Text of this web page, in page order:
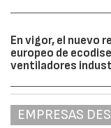
En vigor, el nuevo
europeo de
ventiladores
EMPRESAS